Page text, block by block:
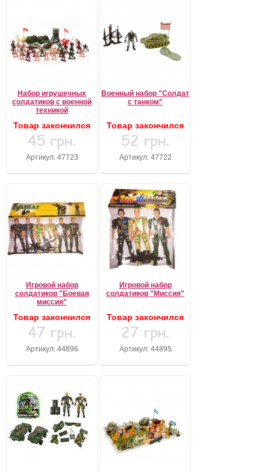
Набор игрушечных
солдатиков с военной
техникой
Товар закончился
45 грн.
Артикул: 47723
Военный набор "Солдат
с танком"
Товар закончился
52 грн.
Артикул: 47722
Игровой набор
солдатиков "Боевая
миссия"
Товар закончился
47 грн.
Артикул: 44896
Игровой набор
солдатиков "Миссия"
Товар закончился
27 грн.
Артикул: 44895